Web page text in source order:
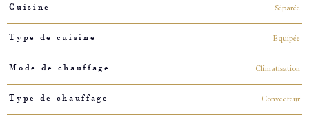
Cuisine Séparée
Type de cuisine Equipée
Mode de chauffage Climatisation
Type de chauffage Convecteur